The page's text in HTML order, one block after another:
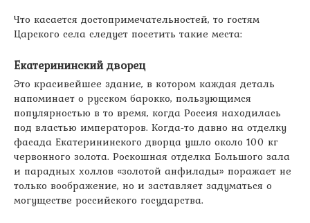
Что касается достопримечательностей, то гостям
Царского села следует посетить такие места:
Екатерининский дворец
Это красивейшее здание, в котором каждая деталь
напоминает о русском барокко, пользующимся
популярностью в то время, когда Россия находилась
под властью императоров. Когда-то давно на отделку
фасада Екатерининского дворца ушло около 100 кг
червонного золота. Роскошная отделка Большого зала
и парадных холлов «золотой анфилады» поражает не
только воображение, но и заставляет задуматься о
могуществе российского государства.